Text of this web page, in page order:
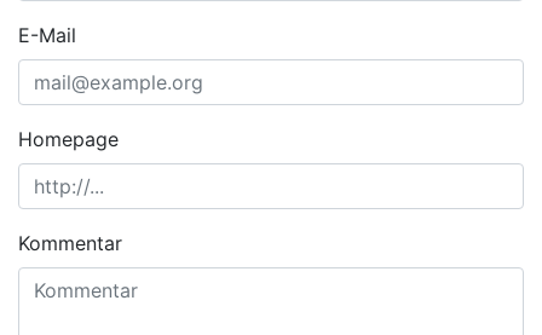
E-Mail
Homepage
Kommentar